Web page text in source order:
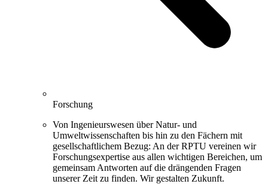
Forschung
Von Ingenieurswesen über Natur- und
Umweltwissenschaften bis hin zu den Fächern mit
gesellschaftlichem Bezug: An der RPTU vereinen wir
Forschungsexpertise aus allen wichtigen Bereichen, um
gemeinsam Antworten auf die drängenden Fragen
unserer Zeit zu finden. Wir gestalten Zukunft.